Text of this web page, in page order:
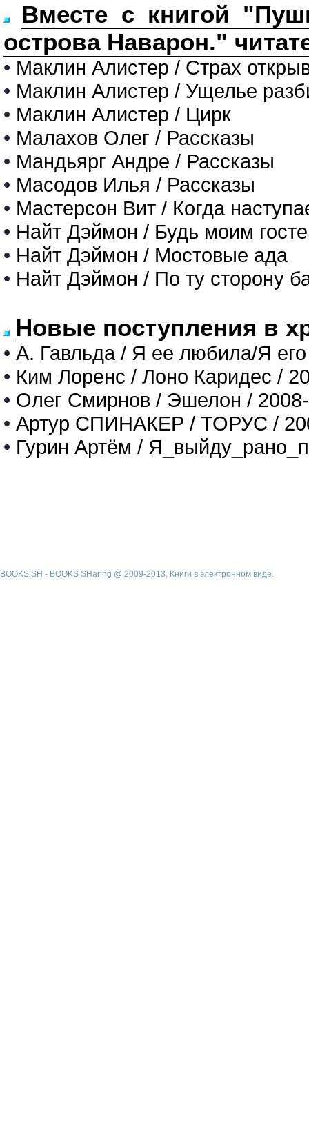
Вместе с книгой
острова Наварон."
• Маклин Алистер / Страх
• Маклин Алистер / Ущелье
• Маклин Алистер / Цирк
• Малахов Олег / Рассказы
• Мандьярг Андре / Рассказы
• Масодов Илья / Рассказы
• Мастерсон Вит / Когда
• Найт Дэймон / Будь моим
• Найт Дэймон / Мостовые ада
• Найт Дэймон / По ту сторону
Новые поступления в
• А. Гавльда / Я ее любила/Я
• Ким Лоренс / Лоно Каридес /
• Олег Смирнов / Эшелон /
• Артур СПИНАКЕР / ТОРУС /
• Гурин Артём /
BOOKS.SH - BOOKS SHaring @ 2009-2013, Книги в электронном виде.